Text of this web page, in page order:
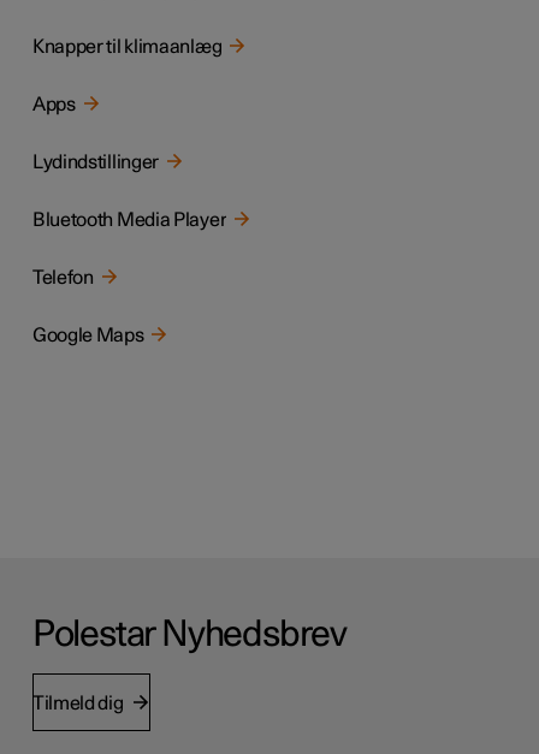
Knapper til klimaanlæg
Apps
Lydindstillinger
Bluetooth Media Player
Telefon
Google Maps
Polestar Nyhedsbrev
Tilmeld dig